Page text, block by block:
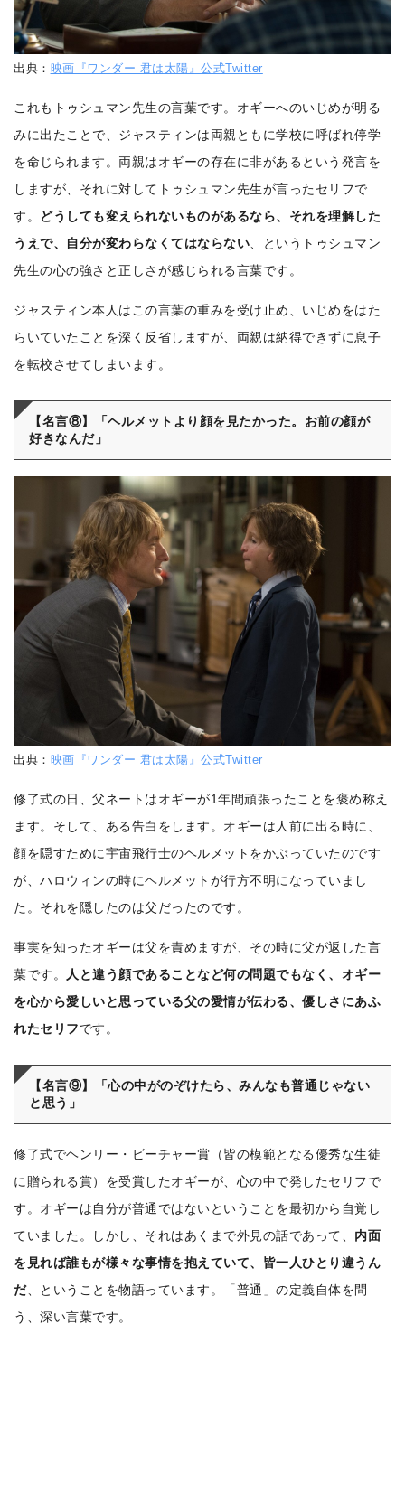
出典： 映画『ワンダー 君は太陽』公式Twitter
これもトゥシュマン先生の言葉です。オギーへのいじめが明る
みに出たことで、ジャスティンは両親ともに学校に呼ばれ停学
を命じられます。両親はオギーの存在に非があるという発言を
しますが、それに対してトゥシュマン先生が言ったセリフで
す。
どうしても変えられないものがあるなら、それを理解した
うえで、自分が変わらなくてはならない 、というトゥシュマン
先生の心の強さと正しさが感じられる言葉です。
ジャスティン本人はこの言葉の重みを受け止め、いじめをはた
らいていたことを深く反省しますが、両親は納得できずに息子
を転校させてしまいます。
【名言⑧】「ヘルメットより顔を見たかった。お前の顔が
好きなんだ」
出典： 映画『ワンダー 君は太陽』公式Twitter
修了式の日、父ネートはオギーが1年間頑張ったことを褒め称え
ます。そして、ある告白をします。オギーは人前に出る時に、
顔を隠すために宇宙飛行士のヘルメットをかぶっていたのです
が、ハロウィンの時にヘルメットが行方不明になっていまし
た。それを隠したのは父だったのです。
事実を知ったオギーは父を責めますが、その時に父が返した言
葉です。
人と違う顔であることなど何の問題でもなく、オギー
を心から愛しいと思っている父の愛情が伝わる、優しさにあふ
れたセリフです。
【名言⑨】「心の中がのぞけたら、みんなも普通じゃない
と思う」
修了式でヘンリー・ビーチャー賞（皆の模範となる優秀な生徒
に贈られる賞）を受賞したオギーが、心の中で発したセリフで
す。オギーは自分が普通ではないということを最初から自覚し
ていました。しかし、それはあくまで外見の話であって、 内面
を見れば誰もが様々な事情を抱えていて、皆一人ひとり違うん
だ、ということを物語っています。「普通」の定義自体を問
う、深い言葉です。